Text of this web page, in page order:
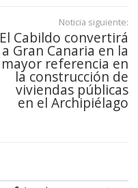
Noticia siguiente:
El Cabildo convertirá
a Gran Canaria en la
mayor referencia en
la construcción de
viviendas públicas
en el Archipiélago